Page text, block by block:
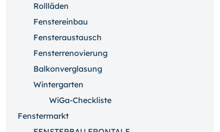
Rollläden
Fenstereinbau
Fensteraustausch
Fensterrenovierung
Balkonverglasung
Wintergarten
WiGa-Checkliste
Fenstermarkt